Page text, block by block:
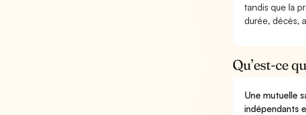
tandis que la
durée, décès,
Qu’est-ce
Une mutuelle
indépendants